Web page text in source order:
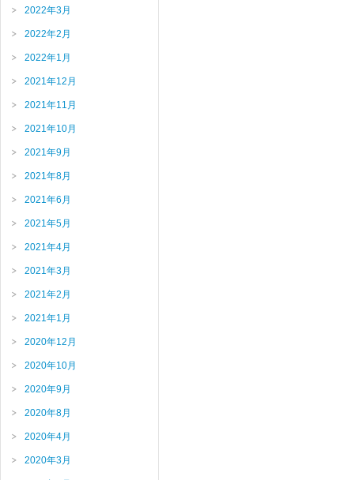
2022年3月
2022年2月
2022年1月
2021年12月
2021年11月
2021年10月
2021年9月
2021年8月
2021年6月
2021年5月
2021年4月
2021年3月
2021年2月
2021年1月
2020年12月
2020年10月
2020年9月
2020年8月
2020年4月
2020年3月